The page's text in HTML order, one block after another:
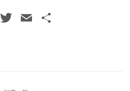
F T E